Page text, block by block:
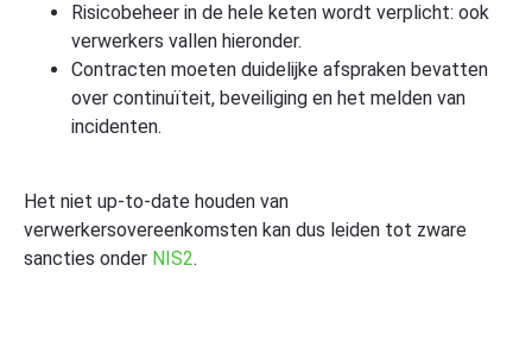
Risicobeheer in de hele keten wordt verplicht: ook
verwerkers vallen hieronder.
Contracten moeten duidelijke afspraken bevatten
over continuïteit, beveiliging en het melden van
incidenten.
Het niet up-to-date houden van
verwerkersovereenkomsten kan dus leiden tot zware
sancties onder NIS2.